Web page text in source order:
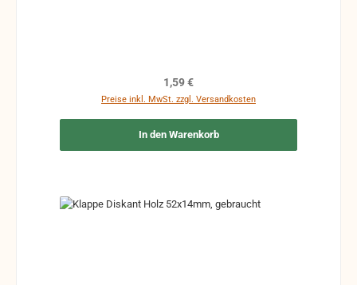
Regulärer Preis:
1,59 €
Preise inkl. MwSt. zzgl. Versandkosten
In den Warenkorb